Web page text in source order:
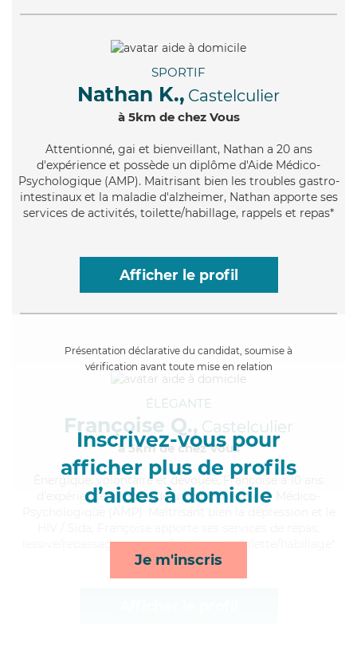
SPORTIF
Nathan K., Castelculier
à 5km de chez Vous
Attentionné, gai et bienveillant, Nathan a 20 ans
d'expérience et possède un diplôme d'Aide Médico-
Psychologique (AMP). Maitrisant bien les troubles gastro-
intestinaux et la maladie d'alzheimer, Nathan apporte ses
services de activités, toilette/habillage, rappels et repas*
Afficher le profil
Présentation déclarative du candidat, soumise à
vérification avant toute mise en relation
Inscrivez-vous pour
afficher plus de profils
d’aides à domicile
Je m'inscris
ÉLÉGANTE
Françoise Q., Castelculier
à 5km de chez Vous
, volontaire et dévouée, Françoise a 10 ans
d'expérience et possède un diplôme d'Aide Médico-
lessive/repassage, courses/livraison et toilette/habillage*